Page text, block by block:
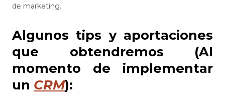
de marketing.
Algunos tips y aportaciones
que obtendremos (Al
momento de implementar
un CRM):